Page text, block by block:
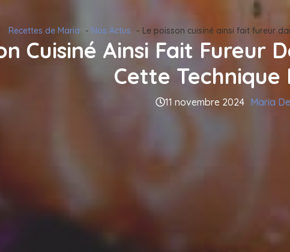
Recettes de Maria Nos Actus Le poisson cuisiné ainsi fait fureur
Cuisiné Ainsi Fait Fureur
Cette
11 novembre 2024 Maria